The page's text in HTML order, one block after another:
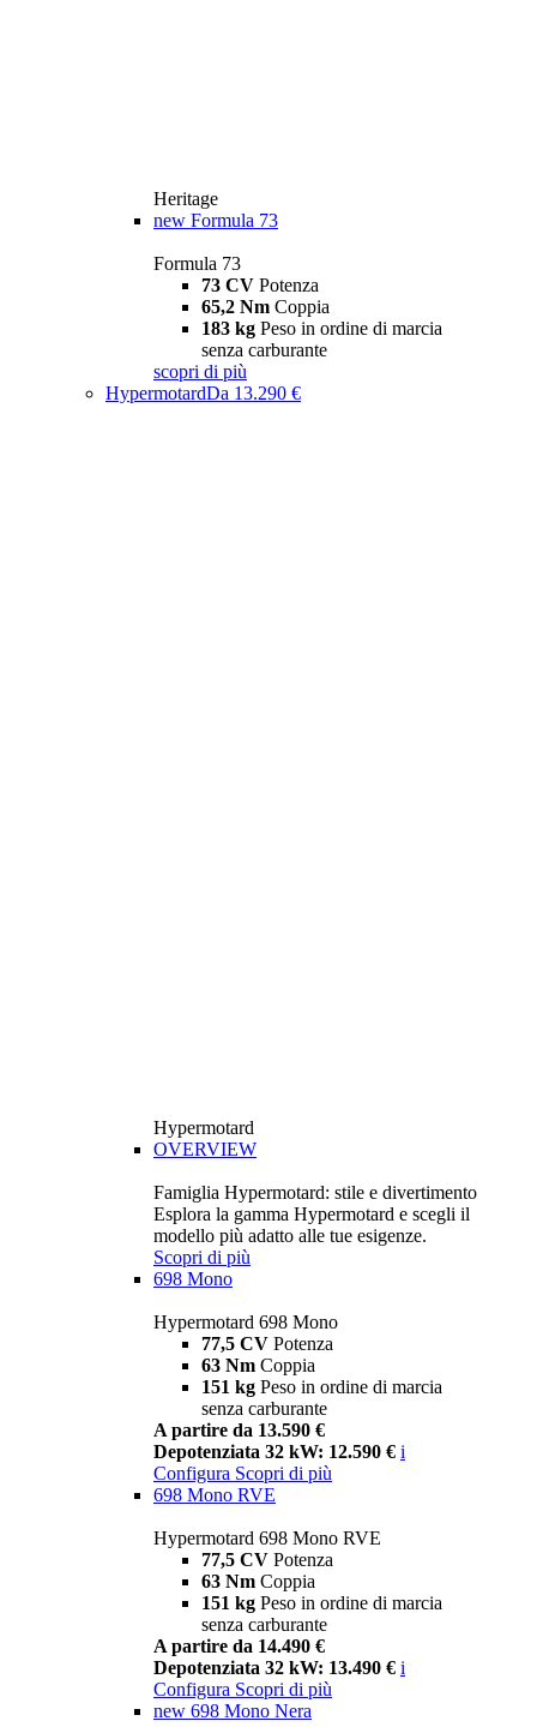
Heritage
new Formula 73
Formula 73
73 CV Potenza
65,2 Nm Coppia
183 kg Peso in ordine di marcia
senza carburante
scopri di più
HypermotardDa 13.290 €
Hypermotard
OVERVIEW
Famiglia Hypermotard: stile e divertimento
Esplora la gamma Hypermotard e scegli il
modello più adatto alle tue esigenze.
Scopri di più
698 Mono
Hypermotard 698 Mono
77,5 CV Potenza
63 Nm Coppia
151 kg Peso in ordine di marcia
senza carburante
A partire da 13.590 €
Depotenziata 32 kW: 12.590 € i
Configura Scopri di più
698 Mono RVE
Hypermotard 698 Mono RVE
77,5 CV Potenza
63 Nm Coppia
151 kg Peso in ordine di marcia
senza carburante
A partire da 14.490 €
Depotenziata 32 kW: 13.490 € i
Configura Scopri di più
new 698 Mono Nera